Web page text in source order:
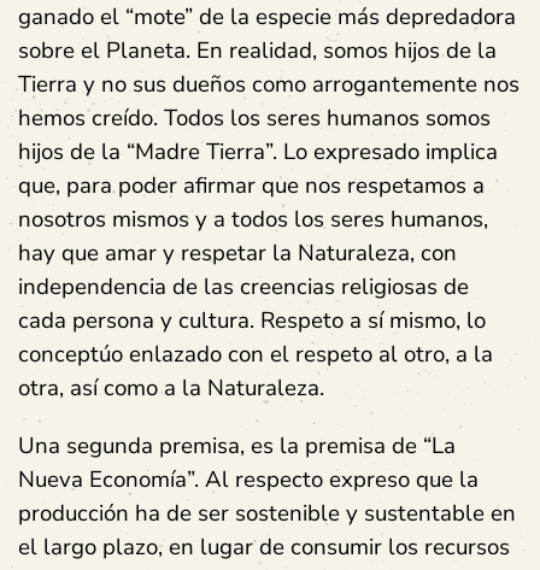
ganado el “mote” de la especie más depredadora
sobre el Planeta. En realidad, somos hijos de la
Tierra y no sus dueños como arrogantemente nos
hemos creído. Todos los seres humanos somos
hijos de la “Madre Tierra”. Lo expresado implica
que, para poder afirmar que nos respetamos a
nosotros mismos y a todos los seres humanos,
hay que amar y respetar la Naturaleza, con
independencia de las creencias religiosas de
cada persona y cultura. Respeto a sí mismo, lo
conceptúo enlazado con el respeto al otro, a la
otra, así como a la Naturaleza.
Una segunda premisa, es la premisa de “La
Nueva Economía”. Al respecto expreso que la
producción ha de ser sostenible y sustentable en
el largo plazo, en lugar de consumir los recursos